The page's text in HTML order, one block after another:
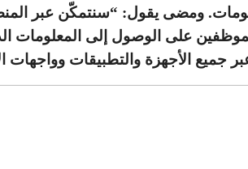
ومضى يقول: “سنتمكّن عبر
على الوصول إلى المعلومات
جميع الأجهزة والتطبيقات وواجهات